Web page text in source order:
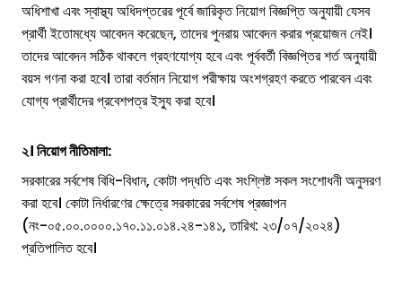
অধিশাখা এবং স্বাস্থ্য অধিদপ্তরের পূর্বে জারিকৃত নিয়োগ বিজ্ঞপ্তি অনুযায়ী যেসব
প্রার্থী ইতোমধ্যে আবেদন করেছেন, তাদের পুনরায় আবেদন করার প্রয়োজন নেই।
তাদের আবেদন সঠিক থাকলে গ্রহণযোগ্য হবে এবং পূর্ববর্তী বিজ্ঞপ্তির শর্ত অনুযায়ী
বয়স গণনা করা হবে। তারা বর্তমান নিয়োগ পরীক্ষায় অংশগ্রহণ করতে পারবেন এবং
যোগ্য প্রার্থীদের প্রবেশপত্র ইস্যু করা হবে।
২। নিয়োগ নীতিমালা:
সরকারের সর্বশেষ বিধি-বিধান, কোটা পদ্ধতি এবং সংশ্লিষ্ট সকল সংশোধনী অনুসরণ
করা হবে। কোটা নির্ধারণের ক্ষেত্রে সরকারের সর্বশেষ প্রজ্ঞাপন
(নং-০৫.০০.০০০০.১৭০.১১.০১৪.২৪-১৪১, তারিখ: ২৩/০৭/২০২৪)
প্রতিপালিত হবে।